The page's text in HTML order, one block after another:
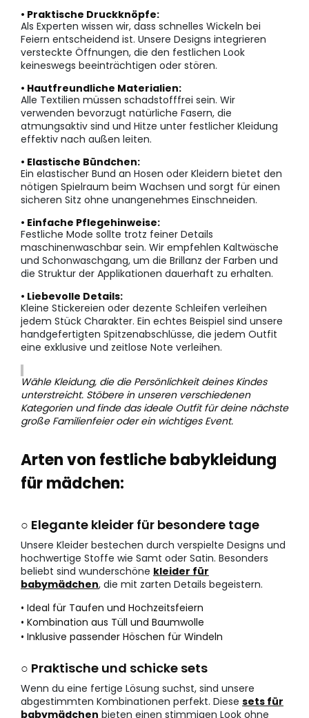
• Praktische Druckknöpfe:
Als Experten wissen wir, dass schnelles Wickeln bei
Feiern entscheidend ist. Unsere Designs integrieren
versteckte Öffnungen, die den festlichen Look
keineswegs beeinträchtigen oder stören.
• Hautfreundliche Materialien:
Alle Textilien müssen schadstofffrei sein. Wir
verwenden bevorzugt natürliche Fasern, die
atmungsaktiv sind und Hitze unter festlicher Kleidung
effektiv nach außen leiten.
• Elastische Bündchen:
Ein elastischer Bund an Hosen oder Kleidern bietet den
nötigen Spielraum beim Wachsen und sorgt für einen
sicheren Sitz ohne unangenehmes Einschneiden.
• Einfache Pflegehinweise:
Festliche Mode sollte trotz feiner Details
maschinenwaschbar sein. Wir empfehlen Kaltwäsche
und Schonwaschgang, um die Brillanz der Farben und
die Struktur der Applikationen dauerhaft zu erhalten.
• Liebevolle Details:
Kleine Stickereien oder dezente Schleifen verleihen
jedem Stück Charakter. Ein echtes Beispiel sind unsere
handgefertigten Spitzenabschlüsse, die jedem Outfit
eine exklusive und zeitlose Note verleihen.
Wähle Kleidung, die die Persönlichkeit deines Kindes
unterstreicht. Stöbere in unseren verschiedenen
Kategorien und finde das ideale Outfit für deine nächste
große Familienfeier oder ein wichtiges Event.
Arten von festliche babykleidung
für mädchen:
○ Elegante kleider für besondere tage
Unsere Kleider bestechen durch verspielte Designs und
hochwertige Stoffe wie Samt oder Satin. Besonders
beliebt sind wunderschöne kleider für
babymädchen, die mit zarten Details begeistern.
• Ideal für Taufen und Hochzeitsfeiern
• Kombination aus Tüll und Baumwolle
• Inklusive passender Höschen für Windeln
○ Praktische und schicke sets
Wenn du eine fertige Lösung suchst, sind unsere
abgestimmten Kombinationen perfekt. Diese sets für
babymädchen bieten einen stimmigen Look ohne